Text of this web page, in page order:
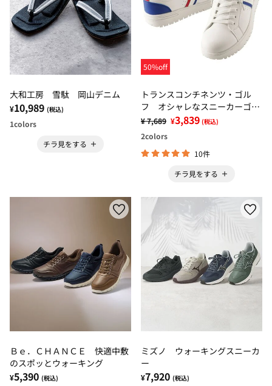
大和工房 雪駄 岡山デニム
¥10,989 (税込)
1colors
チラ見をする
50%off
トランスコンチネンツ・ゴル
フ オシャレなスニーカーゴル
フシューズ
¥ 7,689 ¥3,839 (税込)
2colors
10件
チラ見をする
Ｂｅ．ＣＨＡＮＣＥ 快適中敷
のスポッとウォーキング
¥5,390 (税込)
ミズノ ウォーキングスニーカ
ー
¥7,920 (税込)